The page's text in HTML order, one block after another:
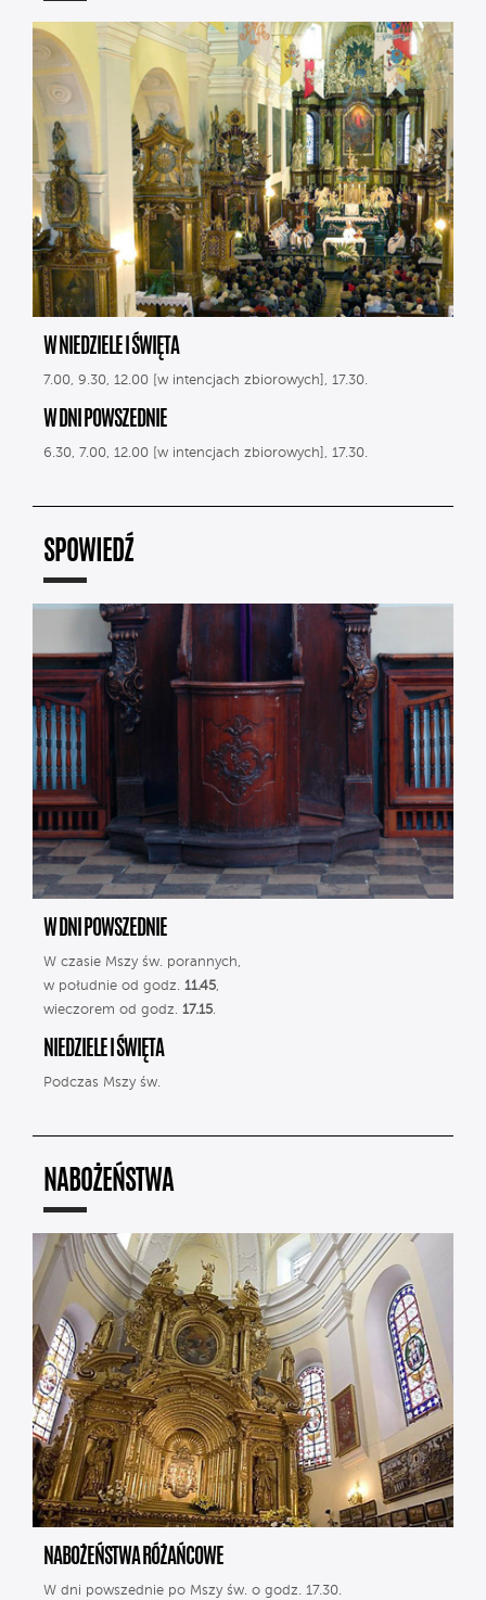
W NIEDZIELE I ŚWIĘTA
7.00, 9.30, 12.00 [w intencjach zbiorowych], 17.30.
W DNI POWSZEDNIE
6.30, 7.00, 12.00 [w intencjach zbiorowych], 17.30.
SPOWIEDŹ
W DNI POWSZEDNIE
W czasie Mszy św. porannych,
w południe od godz. 11.45
wieczorem od godz. 17.15
NIEDZIELE I ŚWIĘTA
Podczas Mszy św.
NABOŻEŃSTWA
NABOŻEŃSTWA RÓŻAŃCOWE
W dni powszednie po Mszy św. o godz. 17.30.